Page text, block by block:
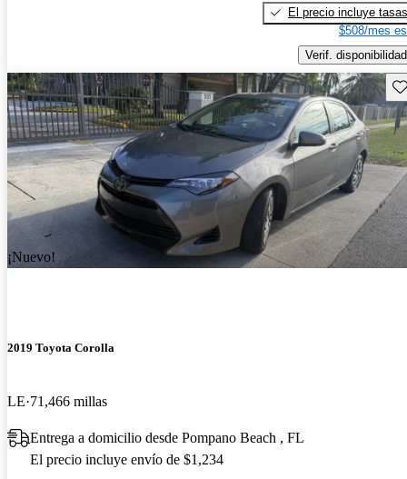
El precio incluye tasas
$508/mes
Verif. disponibilidad
¡Nuevo!
2019 Toyota Corolla
LE 71,466 millas
Entrega a domicilio desde Pompano Beach , FL
El precio incluye envío de $1,234